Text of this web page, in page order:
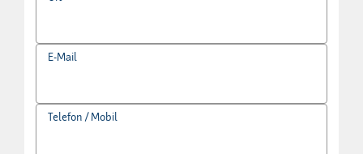
E-Mail
Telefon / Mobil